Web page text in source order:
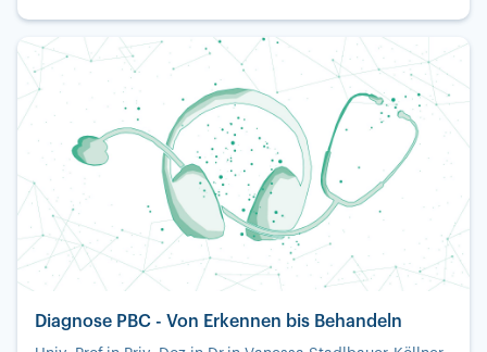
Diagnose PBC - Von Erkennen bis Behandeln